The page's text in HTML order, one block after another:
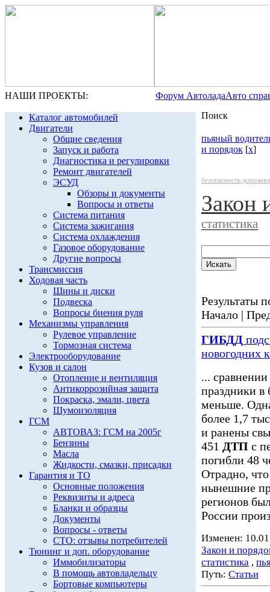
НАШИ ПРОЕКТЫ: Форум АвтоладаАвто
Каталог автомобилей
Двигатели
Общие сведения
Запуск и работа
Диагностика и регулировки
Ремонт двигателей
ЭСУД
Обзоры и документы
Вопросы и ответы
Система питания
Система зажигания
Система охлаждения
Газовое оборудование
Другие вопросы
Трансмиссия
Ходовая часть
Шины и диски
Подвеска
Вопросы биения руля
Механизмы управления
Рулевое управление
Тормозная система
Электрооборудование
Кузов и салон
Отопление и вентиляция
Антикоррозийная защита
Покраска, эмали, цвета
Шумоизоляция
ГСМ
АВТОВАЗ: ГСМ на 2005г
Бензины
Масла
Жидкости, смазки, присадки
Гарантия и ТО
Основные положения
Реквизиты и адреса
Бланки и образцы
Документы
Вопросы - ответы
СТО: отзывы потребителей
Тюнинг и доп. оборудование
Иммобилизаторы
В помощь автовладельцу
Бортовые компьютеры
Поиск
пьяный
и порядок [x]
безопасность
Закон
статистика
Результаты
Начало |
ГИБДД
новогодних
...
праздники в
меньше.
более 1,7
и ранены
451 ДТП с
погибли 48
Отрадно,
нынешние
регионов
России
Изменен:
Закон и
статистика ,
Путь: Статьи